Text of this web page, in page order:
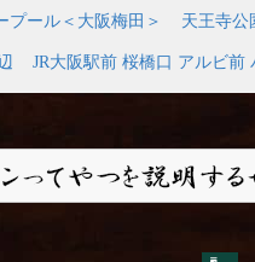
プール＜大阪梅田＞ 天王寺公
JR大阪駅前 桜橋口 アルビ前